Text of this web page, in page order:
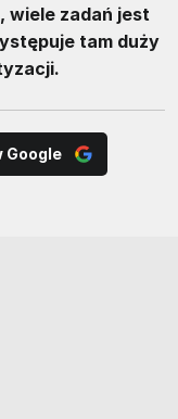
wiele zadań jest
tam duży
Google